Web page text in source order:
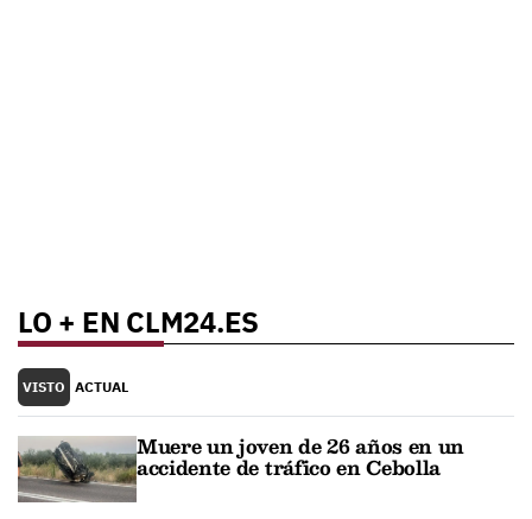
LO + EN CLM24.ES
VISTO ACTUAL
Muere un joven de 26 años en un
accidente de tráfico en Cebolla